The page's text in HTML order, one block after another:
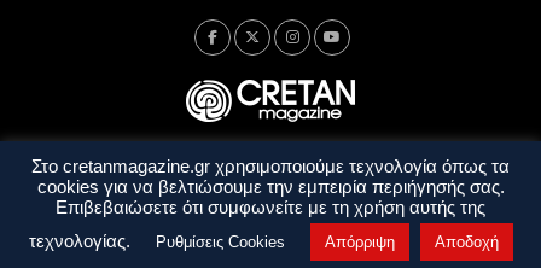
Ταυτότητα Πολιτική Απορρήτου
Όροι Χρήσης
Όροι και Προϋποθέσεις
Στο cretanmagazine.gr χρησιμοποιούμε τεχνολογία όπως τα
cookies για να βελτιώσουμε την εμπειρία περιήγησής σας.
Επιβεβαιώσετε ότι συμφωνείτε με τη χρήση αυτής της
τεχνολογίας.
Ρυθμίσεις Cookies Απόρριψη Αποδοχή